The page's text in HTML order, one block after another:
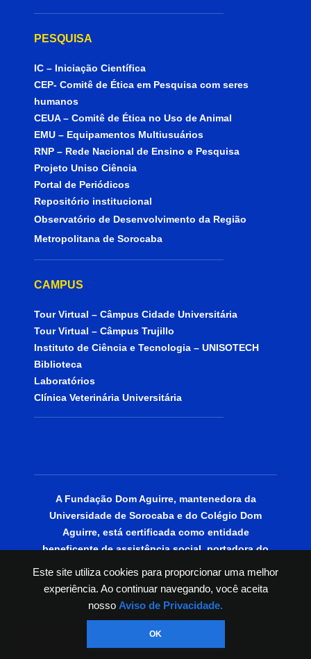
Este site utiliza cookies para proporcionar uma melhor
experiência. Ao continuar navegando, você aceita
nosso Aviso de Privacidade.
OK
PESQUISA
IC – Iniciação Científica
CEP- Comitê de Ética em Pesquisa com seres
humanos
CEUA – Comitê de Ética no Uso de Animal
EMU – Equipamentos Multiusuários
RNP – Rede Nacional de Ensino e Pesquisa
Projeto Uniso Ciência
Portal de Periódicos
Repositório institucional
Observatório de Desenvolvimento da Região
Metropolitana de Sorocaba
CAMPUS
Tour Virtual – Câmpus Cidade Universitária
Tour Virtual – Câmpus Trujillo
Instituto de Ciência e Tecnologia – UNISOTECH
Biblioteca
Laboratórios
Clínica Veterinária Universitária
A Fundação Dom Aguirre, mantenedora da
Universidade de Sorocaba e do Colégio Dom
Aguirre, está certificada como entidade
beneficente de assistência social, portadora do
© 2025 | Todos os Direitos Reservados.